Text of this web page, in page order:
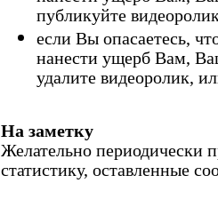
публикуйте
если Вы опасаетесь,
нанести ущерб Вам,
удалите видеоролик,
На заметку
Желательно периодически
статистику, оставленные